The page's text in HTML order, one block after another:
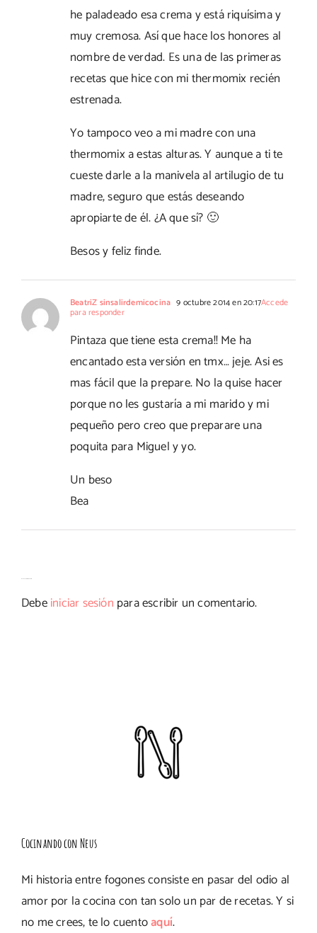
he paladeado esa crema y está riquísima y
muy cremosa. Así que hace los honores al
nombre de verdad. Es una de las primeras
recetas que hice con mi thermomix recién
estrenada.
Yo tampoco veo a mi madre con una
thermomix a estas alturas. Y aunque a ti te
cueste darle a la manivela al artilugio de tu
madre, seguro que estás deseando
apropiarte de él. ¿A que sí? 🙂
Besos y feliz finde.
BeatriZ sinsalirdemicocina 9 octubre 2014 en 20:17Accede
para responder
Pintaza que tiene esta crema!! Me ha
encantado esta versión en tmx… jeje. Asi es
mas fácil que la prepare. No la quise hacer
porque no les gustaría a mi marido y mi
pequeño pero creo que preparare una
poquita para Miguel y yo.
Un beso
Bea
Debeiniciar sesión para escribir un comentario.
Cocinando con Neus
Mi historia entre fogones consiste en pasar del odio al
amor por la cocina con tan solo un par de recetas. Y si
no me crees, te lo cuentoaquí.